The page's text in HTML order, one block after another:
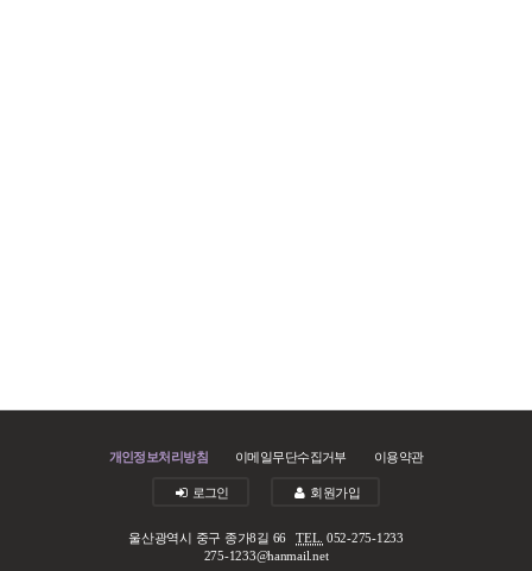
개인정보처리방침 이메일무단수집거부 이용약관
로그인 회원가입
울산광역시 중구 종가8길 66TEL. 052-275-1233
275-1233@hanmail.net